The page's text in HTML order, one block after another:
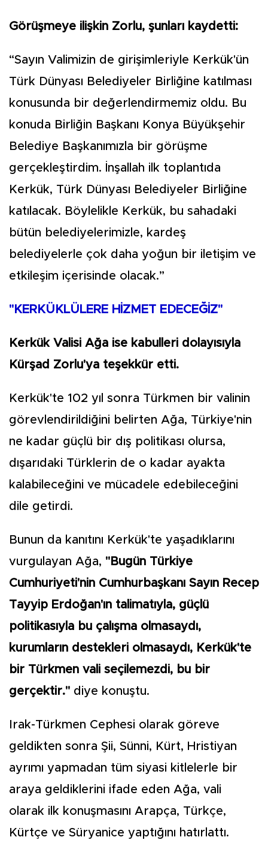
Görüşmeye ilişkin Zorlu, şunları kaydetti:
“Sayın Valimizin de girişimleriyle Kerkük'ün
Türk Dünyası Belediyeler Birliğine katılması
konusunda bir değerlendirmemiz oldu. Bu
konuda Birliğin Başkanı Konya Büyükşehir
Belediye Başkanımızla bir görüşme
gerçekleştirdim. İnşallah ilk toplantıda
Kerkük, Türk Dünyası Belediyeler Birliğine
katılacak. Böylelikle Kerkük, bu sahadaki
bütün belediyelerimizle, kardeş
belediyelerle çok daha yoğun bir iletişim ve
etkileşim içerisinde olacak.”
"KERKÜKLÜLERE HİZMET EDECEĞİZ"
Kerkük Valisi Ağa ise kabulleri dolayısıyla
Kürşad Zorlu'ya teşekkür etti.
Kerkük'te 102 yıl sonra Türkmen bir valinin
görevlendirildiğini belirten Ağa, Türkiye'nin
ne kadar güçlü bir dış politikası olursa,
dışarıdaki Türklerin de o kadar ayakta
kalabileceğini ve mücadele edebileceğini
dile getirdi.
Bunun da kanıtını Kerkük'te yaşadıklarını
vurgulayan Ağa, "Bugün Türkiye
Cumhuriyeti'nin Cumhurbaşkanı Sayın Recep
Tayyip Erdoğan'ın talimatıyla, güçlü
politikasıyla bu çalışma olmasaydı,
kurumların destekleri olmasaydı, Kerkük'te
bir Türkmen vali seçilemezdi, bu bir
gerçektir." diye konuştu.
Irak-Türkmen Cephesi olarak göreve
geldikten sonra Şii, Sünni, Kürt, Hristiyan
ayrımı yapmadan tüm siyasi kitlelerle bir
araya geldiklerini ifade eden Ağa, vali
olarak ilk konuşmasını Arapça, Türkçe,
Kürtçe ve Süryanice yaptığını hatırlattı.